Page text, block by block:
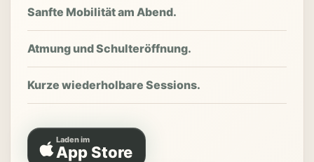
Sanfte Mobilität am Abend.
Atmung und Schulteröffnung.
Kurze wiederholbare Sessions.
Laden im
App Store